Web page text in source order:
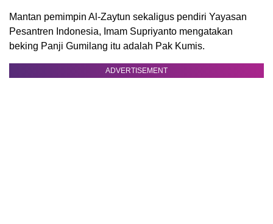
Mantan pemimpin Al-Zaytun sekaligus pendiri Yayasan
Pesantren Indonesia, Imam Supriyanto mengatakan
beking Panji Gumilang itu adalah Pak Kumis.
ADVERTISEMENT